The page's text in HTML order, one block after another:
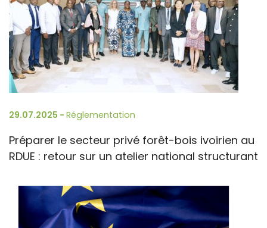
29.07.2025 - Réglementation
Préparer le secteur privé forêt-bois ivoirien au
RDUE : retour sur un atelier national structurant